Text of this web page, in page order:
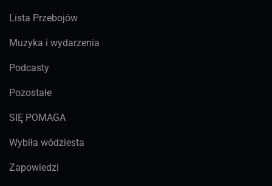
Lista Przebojów
Muzyka i wydarzenia
Podcasty
Pozostałe
SIĘ POMAGA
Wybiła wódziesta
Zapowiedzi